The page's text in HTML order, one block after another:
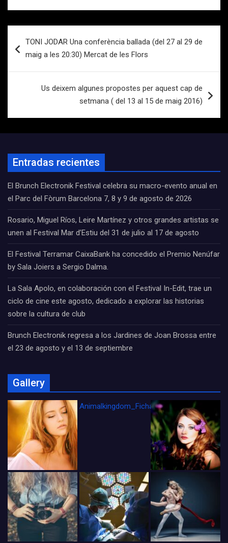
de
TONI JODAR Una conferència ballada (del 27 al 29 de
maig a les 20:30) Mercat de les Flors
Us deixem algunes propostes per aquest cap de
setmana ( del 13 al 15 de maig 2016)
Entradas recientes
El Brunch Electronik Festival celebra su macro-evento anual en
el Parc del Fòrum Barcelona 7, 8 y 9 de agosto de 2026
Rosario, Miguel Ríos, Leire Martínez y otros grandes artistas se
unen al Festival Mar d’Estiu del 31 de julio al 17 de agosto
El Festival Terramar CaixaBank ha concedido el Premio Nenúfar
by Sala Joiers a Sergio Dalma.
La Sala Apolo, en colaboración con el Festival In-Edit, trae un
ciclo de cine este agosto, dedicado a explorar las historias
sobre la cultura de club
Brunch Electronik regresa a los Jardines de Joan Brossa entre
el 23 de agosto y el 13 de septiembre
Gallery
Animalkingdom_FichaCine